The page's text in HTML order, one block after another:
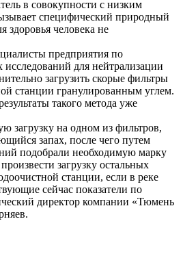
в совокупности с низким
специфический природный
здоровья человека не
предприятия по
исследований для нейтрализации
загрузить скорые фильтры
станции гранулированным углем.
такого метода уже
загрузку на одном из фильтров,
запах, после чего путем
подобрали необходимую марку
загрузку остальных
станции, если в реке
сейчас показатели по
директор компании «Тюмень